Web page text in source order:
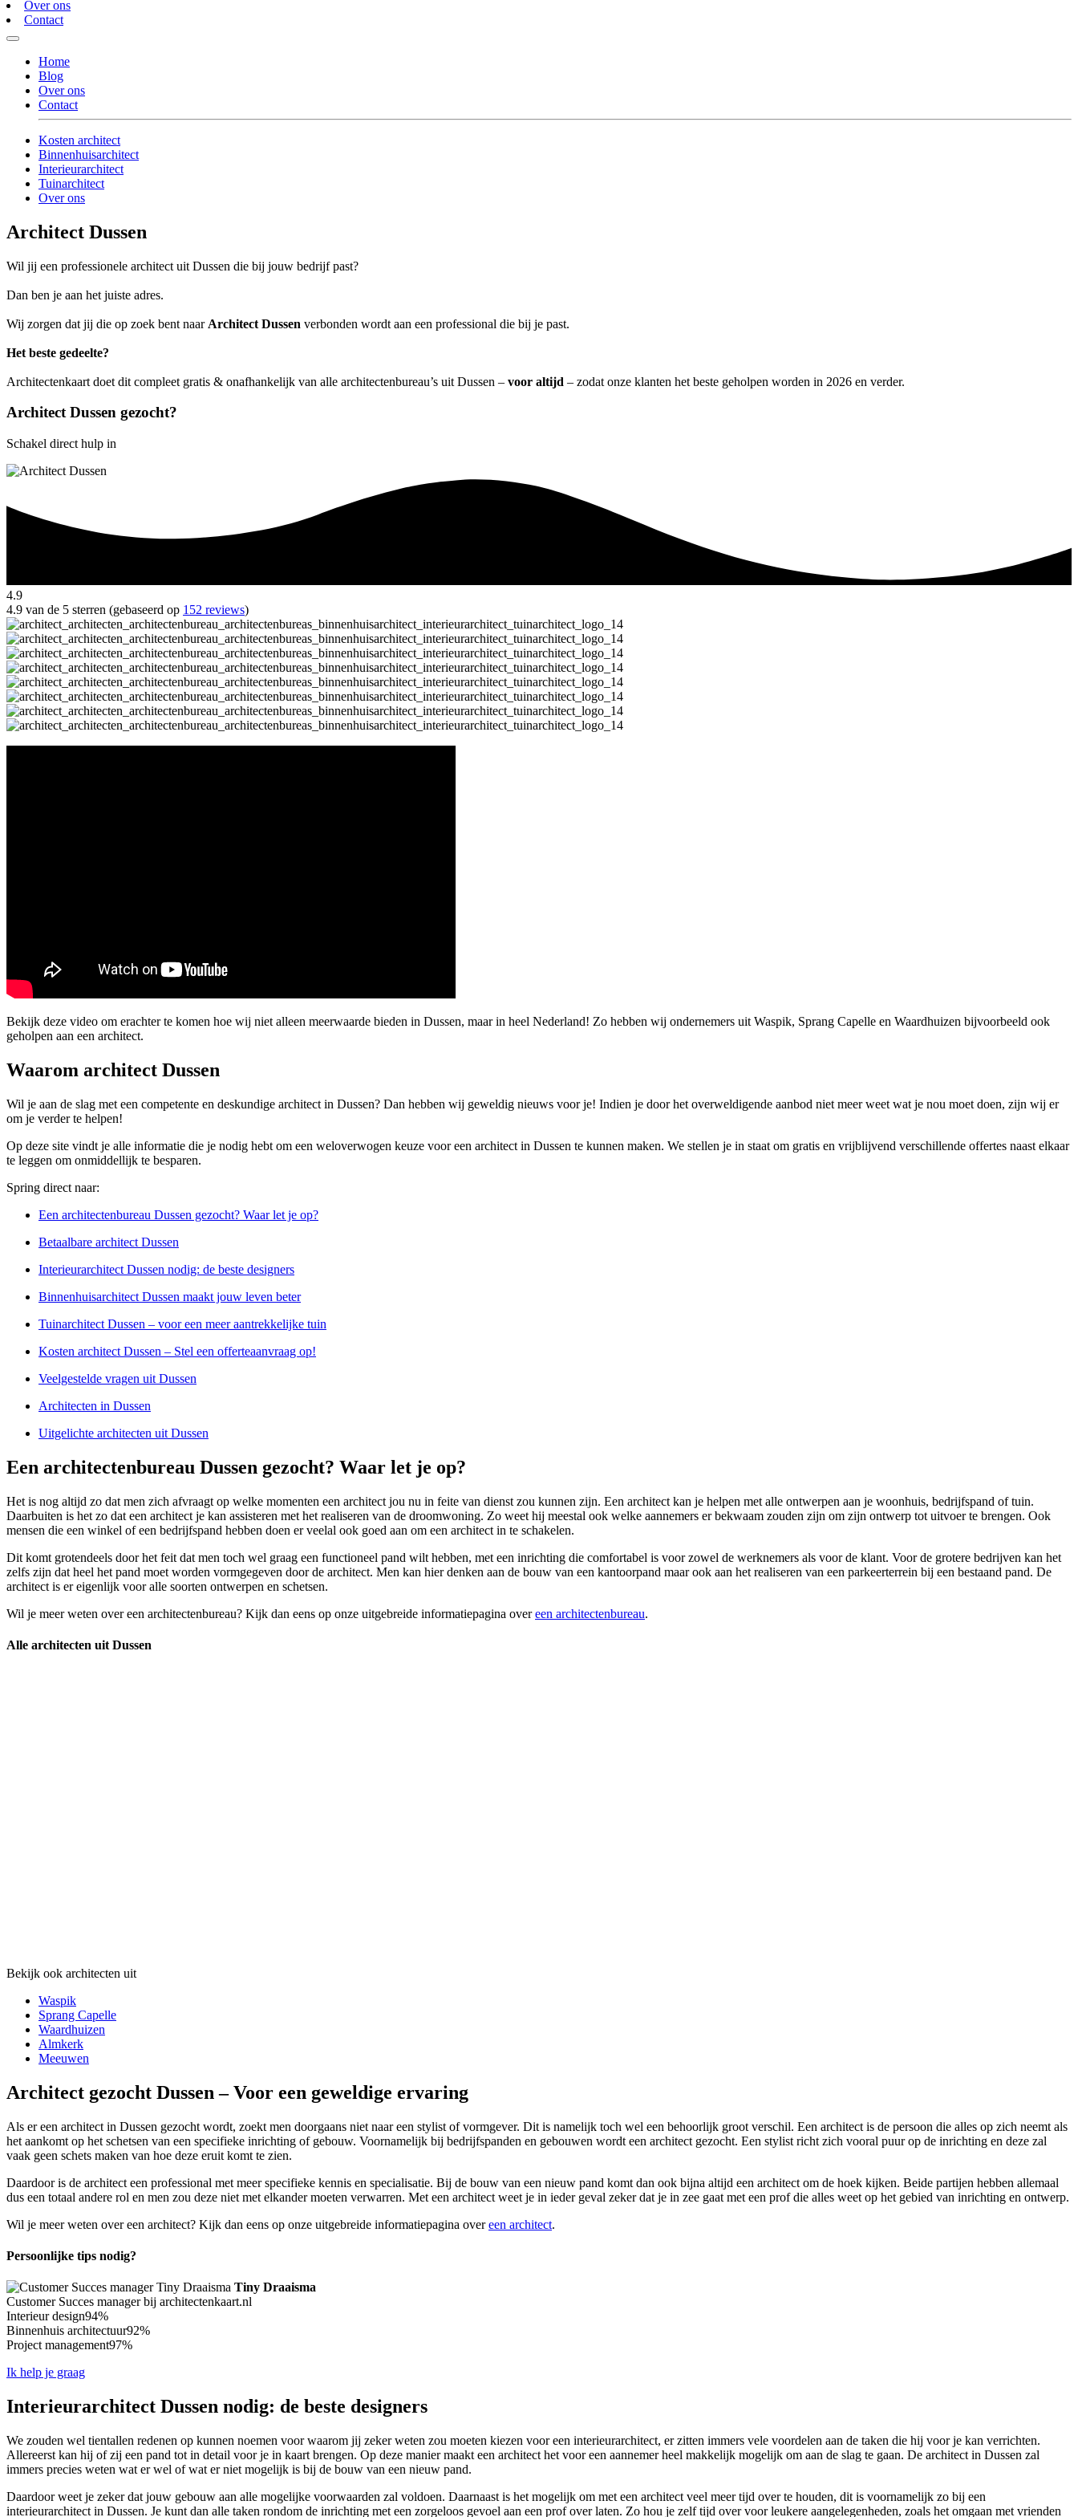
Over ons
Contact
Home
Blog
Over ons
Contact
Kosten architect
Binnenhuisarchitect
Interieurarchitect
Tuinarchitect
Over ons
Architect Dussen
Wil jij een professionele architect uit Dussen die bij jouw bedrijf past?
Dan ben je aan het juiste adres.
Wij zorgen dat jij die op zoek bent naar Architect Dussen verbonden wordt aan een professional die bij je past.
Het beste gedeelte?
Architectenkaart doet dit compleet gratis & onafhankelijk van alle architectenbureau’s uit Dussen – voor altijd – zodat onze klanten het beste geholpen worden in 2026 en verder.
Architect Dussen gezocht?
Schakel direct hulp in
4.9
4.9 van de 5 sterren (gebaseerd op 152 reviews)
Bekijk deze video om erachter te komen hoe wij niet alleen meerwaarde bieden in Dussen, maar in heel Nederland! Zo hebben wij ondernemers uit Waspik, Sprang Capelle en Waardhuizen bijvoorbeeld ook
geholpen aan een architect.
Waarom architect Dussen
Wil je aan de slag met een competente en deskundige architect in Dussen? Dan hebben wij geweldig nieuws voor je! Indien je door het overweldigende aanbod niet meer weet wat je nou moet doen, zijn wij er
om je verder te helpen!
Op deze site vindt je alle informatie die je nodig hebt om een weloverwogen keuze voor een architect in Dussen te kunnen maken. We stellen je in staat om gratis en vrijblijvend verschillende offertes naast elkaar
te leggen om onmiddellijk te besparen.
Spring direct naar:
Een architectenbureau Dussen gezocht? Waar let je op?
Betaalbare architect Dussen
Interieurarchitect Dussen nodig: de beste designers
Binnenhuisarchitect Dussen maakt jouw leven beter
Tuinarchitect Dussen – voor een meer aantrekkelijke tuin
Kosten architect Dussen – Stel een offerteaanvraag op!
Veelgestelde vragen uit Dussen
Architecten in Dussen
Uitgelichte architecten uit Dussen
Een architectenbureau Dussen gezocht? Waar let je op?
Het is nog altijd zo dat men zich afvraagt op welke momenten een architect jou nu in feite van dienst zou kunnen zijn. Een architect kan je helpen met alle ontwerpen aan je woonhuis, bedrijfspand of tuin.
Daarbuiten is het zo dat een architect je kan assisteren met het realiseren van de droomwoning. Zo weet hij meestal ook welke aannemers er bekwaam zouden zijn om zijn ontwerp tot uitvoer te brengen. Ook
mensen die een winkel of een bedrijfspand hebben doen er veelal ook goed aan om een architect in te schakelen.
Dit komt grotendeels door het feit dat men toch wel graag een functioneel pand wilt hebben, met een inrichting die comfortabel is voor zowel de werknemers als voor de klant. Voor de grotere bedrijven kan het
zelfs zijn dat heel het pand moet worden vormgegeven door de architect. Men kan hier denken aan de bouw van een kantoorpand maar ook aan het realiseren van een parkeerterrein bij een bestaand pand. De
architect is er eigenlijk voor alle soorten ontwerpen en schetsen.
Wil je meer weten over een architectenbureau? Kijk dan eens op onze uitgebreide informatiepagina overeen architectenbureau.
Alle architecten uit Dussen
Bekijk ook architecten uit
Waspik
Sprang Capelle
Waardhuizen
Almkerk
Meeuwen
Architect gezocht Dussen – Voor een geweldige ervaring
Als er een architect in Dussen gezocht wordt, zoekt men doorgaans niet naar een stylist of vormgever. Dit is namelijk toch wel een behoorlijk groot verschil. Een architect is de persoon die alles op zich neemt als
het aankomt op het schetsen van een specifieke inrichting of gebouw. Voornamelijk bij bedrijfspanden en gebouwen wordt een architect gezocht. Een stylist richt zich vooral puur op de inrichting en deze zal
vaak geen schets maken van hoe deze eruit komt te zien.
Daardoor is de architect een professional met meer specifieke kennis en specialisatie. Bij de bouw van een nieuw pand komt dan ook bijna altijd een architect om de hoek kijken. Beide partijen hebben allemaal
dus een totaal andere rol en men zou deze niet met elkander moeten verwarren. Met een architect weet je in ieder geval zeker dat je in zee gaat met een prof die alles weet op het gebied van inrichting en ontwerp.
Wil je meer weten over een architect? Kijk dan eens op onze uitgebreide informatiepagina overeen architect.
Persoonlijke tips nodig?
Tiny Draaisma
Customer Succes manager bij architectenkaart.nl
Interieur design94%
Binnenhuis architectuur92%
Project management97%
Ik help je graag
Interieurarchitect Dussen nodig: de beste designers
We zouden wel tientallen redenen op kunnen noemen voor waarom jij zeker weten zou moeten kiezen voor een interieurarchitect, er zitten immers vele voordelen aan de taken die hij voor je kan verrichten.
Allereerst kan hij of zij een pand tot in detail voor je in kaart brengen. Op deze manier maakt een architect het voor een aannemer heel makkelijk mogelijk om aan de slag te gaan. De architect in Dussen zal
immers precies weten wat er wel of wat er niet mogelijk is bij de bouw van een nieuw pand.
Daardoor weet je zeker dat jouw gebouw aan alle mogelijke voorwaarden zal voldoen. Daarnaast is het mogelijk om met een architect veel meer tijd over te houden, dit is voornamelijk zo bij een
interieurarchitect in Dussen. Je kunt dan alle taken rondom de inrichting met een zorgeloos gevoel aan een prof over laten. Zo hou je zelf tijd over voor leukere aangelegenheden, zoals het omgaan met vrienden